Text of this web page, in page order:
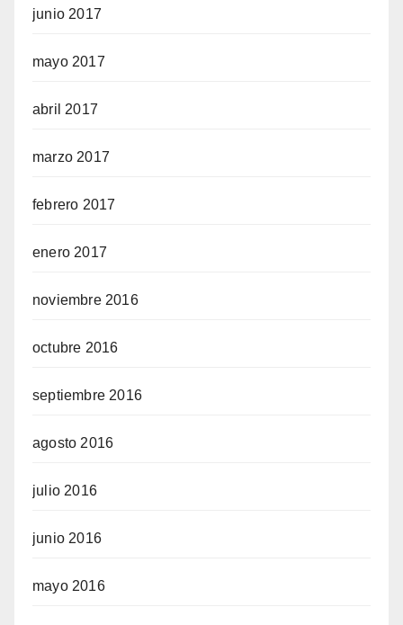
junio 2017
mayo 2017
abril 2017
marzo 2017
febrero 2017
enero 2017
noviembre 2016
octubre 2016
septiembre 2016
agosto 2016
julio 2016
junio 2016
mayo 2016